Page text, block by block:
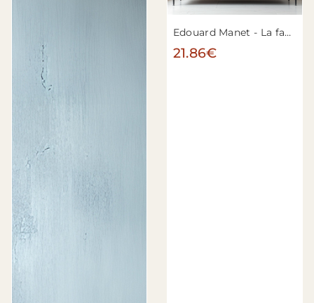
Edouard Manet - La famille Monet dans son jardin à Argenteuil
21.86€